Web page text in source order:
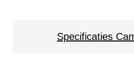
Specificaties